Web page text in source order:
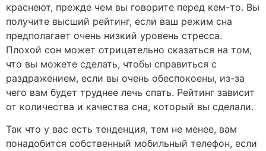
краснеют, прежде чем вы говорите перед кем-то. Вы
получите высший рейтинг, если ваш режим сна
предполагает очень низкий уровень стресса.
Плохой сон может отрицательно сказаться на том,
что вы можете сделать, чтобы справиться с
раздражением, если вы очень обеспокоены, из-за
чего вам будет труднее лечь спать. Рейтинг зависит
от количества и качества сна, который вы сделали.
Так что у вас есть тенденция, тем не менее, вам
понадобится собственный мобильный телефон, если